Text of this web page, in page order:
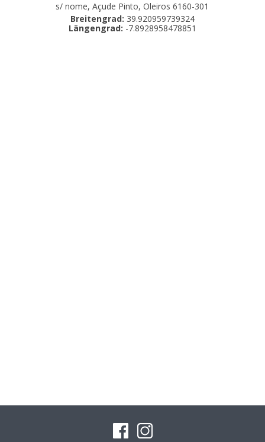
s/ nome, Açude Pinto, Oleiros 6160-301
Breitengrad: 39.920959739324
Längengrad: -7.8928958478851